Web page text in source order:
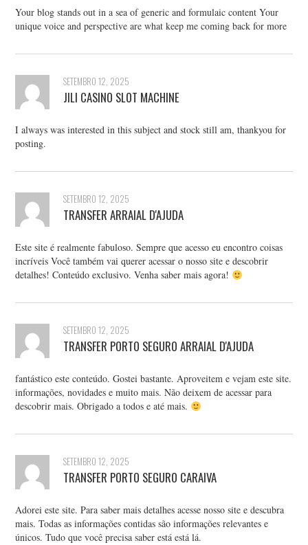
Your blog stands out in a sea of generic and formulaic content Your
unique voice and perspective are what keep me coming back for more
SETEMBRO 12, 2025
JILI CASINO SLOT MACHINE
I always was interested in this subject and stock still am, thankyou for
posting.
SETEMBRO 12, 2025
TRANSFER ARRAIAL D'AJUDA
Este site é realmente fabuloso. Sempre que acesso eu encontro coisas
incríveis Você também vai querer acessar o nosso site e descobrir
detalhes! Conteúdo exclusivo. Venha saber mais agora!
SETEMBRO 12, 2025
TRANSFER PORTO SEGURO ARRAIAL D'AJUDA
fantástico este conteúdo. Gostei bastante. Aproveitem e vejam este site.
informações, novidades e muito mais. Não deixem de acessar para
descobrir mais. Obrigado a todos e até mais.
SETEMBRO 12, 2025
TRANSFER PORTO SEGURO CARAIVA
Adorei este site. Para saber mais detalhes acesse nosso site e descubra
mais. Todas as informações contidas são informações relevantes e
únicos. Tudo que você precisa saber está está lá.